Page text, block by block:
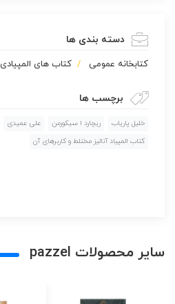
دسته بندی ها
كتابخانه عمومی کتاب های المپیادی
برچسب ها
خلیل پاریاب ریچارد ا سیکورمن
علی عمیدی
کتاب المپیاد آنالیز مختلط و کاربرهای آن
سایر محصولات pazzel